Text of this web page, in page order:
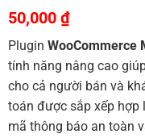
5.00 trên 5
dựa trên
2
Giá
gốc
là:
800,000 ₫.
50,000 ₫Giá
hiện
tại
là:
Plugin WooCommerce
tính năng nâng cao
cho cả người bán và
toán được sắp xếp hợp
mã thông báo an toàn